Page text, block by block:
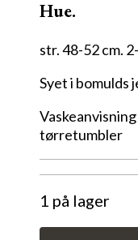
Hue.
str. 48-52 cm.
Syet i bomulds
tørretumbler
1 på lager